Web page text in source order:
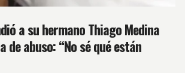
a su hermano Thiago Medina
de abuso: “No sé qué están